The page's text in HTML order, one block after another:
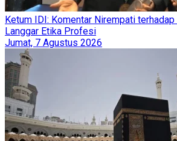
Ketum IDI: Komentar Nirempati
Langgar Etika Profesi
Jumat, 7 Agustus 2026